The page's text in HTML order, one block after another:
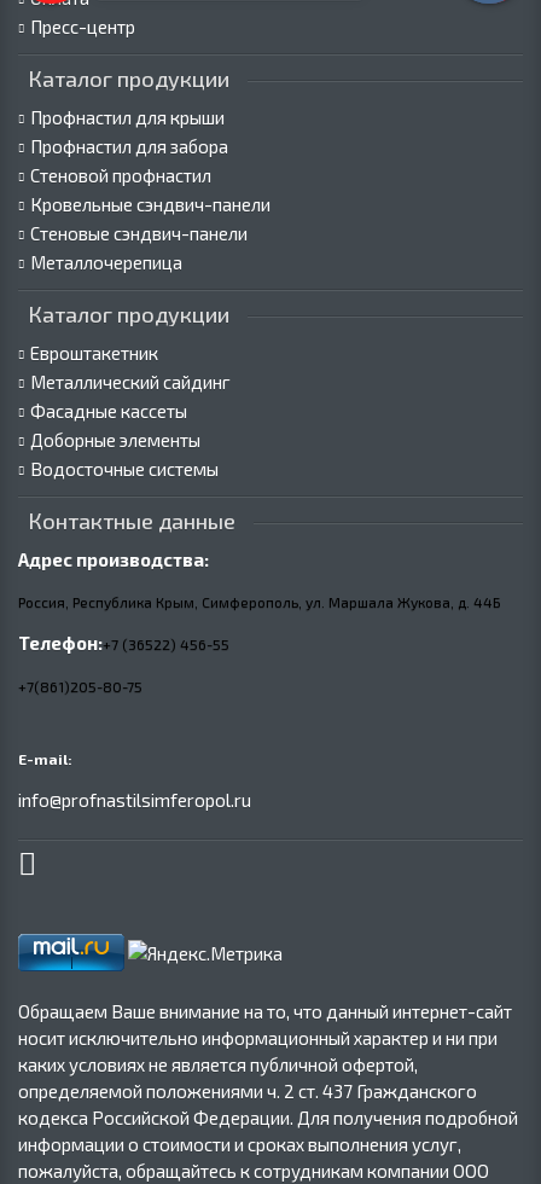
Пресс-центр
Каталог продукции
Профнастил для крыши
Профнастил для забора
Стеновой профнастил
Кровельные сэндвич-панели
Стеновые сэндвич-панели
Металлочерепица
Каталог продукции
Евроштакетник
Металлический сайдинг
Фасадные кассеты
Доборные элементы
Водосточные системы
Контактные данные
Адрес производства:
Россия, Республика Крым, Симферополь, ул. Маршала Жукова, д. 44Б
Телефон:+7 (36522) 456-55
+7(861)205-80-75
E-mail:
info@profnastilsimferopol.ru
Обращаем Ваше внимание на то, что данный интернет-сайт
носит исключительно информационный характер и ни при
каких условиях не является публичной офертой,
определяемой положениями ч. 2 ст. 437 Гражданского
кодекса Российской Федерации. Для получения подробной
информации о стоимости и сроках выполнения услуг,
пожалуйста, обращайтесь к сотрудникам компании ООО